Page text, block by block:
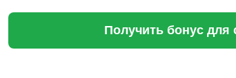
Получить бонус